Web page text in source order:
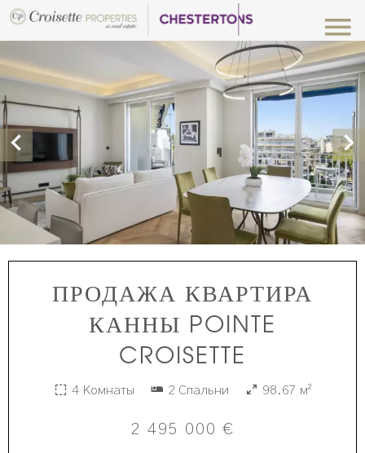
ПРОДАЖА КВАРТИРА
КАННЫ POINTE
CROISETTE
4 Комнаты 2 Спальни 98.67 м²
2 495 000 €